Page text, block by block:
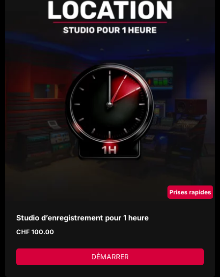
Prises rapides
Studio d’enregistrement pour 1 heure
CHF 100.00
DÉMARRER